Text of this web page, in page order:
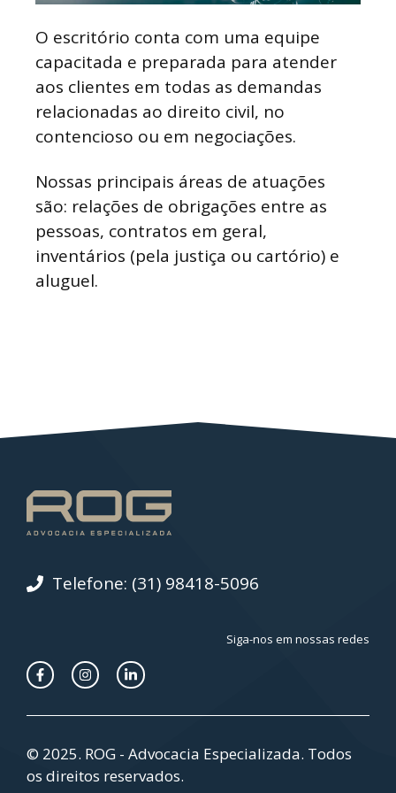
O escritório conta com uma equipe
capacitada e preparada para atender
aos clientes em todas as demandas
relacionadas ao direito civil, no
contencioso ou em negociações.
Nossas principais áreas de atuações
são: relações de obrigações entre as
pessoas, contratos em geral,
inventários (pela justiça ou cartório) e
aluguel.
Telefone: (31) 98418-5096
Siga-nos em nossas redes
© 2025. ROG - Advocacia Especializada. Todos
os direitos reservados.